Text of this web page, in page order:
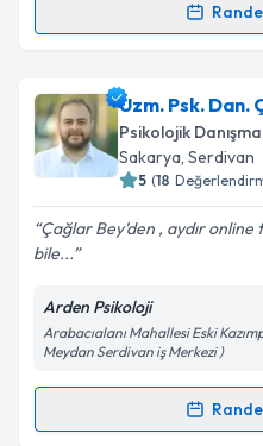
Randevu Takvimi
Klinik Psikolog
takvimi talebi oluşturun.
almanız için bir takvim
bilgilendireceğiz.
E-posta Adresiniz
Kişisel verilerimin
Metni'ni okudum ve
kapsamda
Uzm. Psk. Dan.
Psikolojik
Sakarya, Serdivan
5 (18
Çağlar Bey’den , aydır online
bile...
Arden Psikoloji
Arabacıalanı Mahallesi Eski
Meydan Serdivan iş Merkezi )
Randevu Takvimi